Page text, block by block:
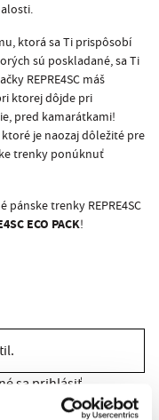
ktorá sa Ti prispôsobí
sú poskladané, sa Ti
REPRE4SC máš
ktorej dôjde pri
pred kamarátkami!
je naozaj dôležité pre
trenky ponúknuť
trenky REPRE4SC
ECO PACK!
sa prihlásiť.